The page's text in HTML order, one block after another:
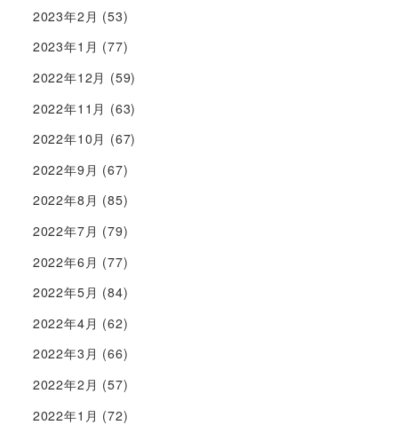
2023年2月 (53)
2023年1月 (77)
2022年12月 (59)
2022年11月 (63)
2022年10月 (67)
2022年9月 (67)
2022年8月 (85)
2022年7月 (79)
2022年6月 (77)
2022年5月 (84)
2022年4月 (62)
2022年3月 (66)
2022年2月 (57)
2022年1月 (72)